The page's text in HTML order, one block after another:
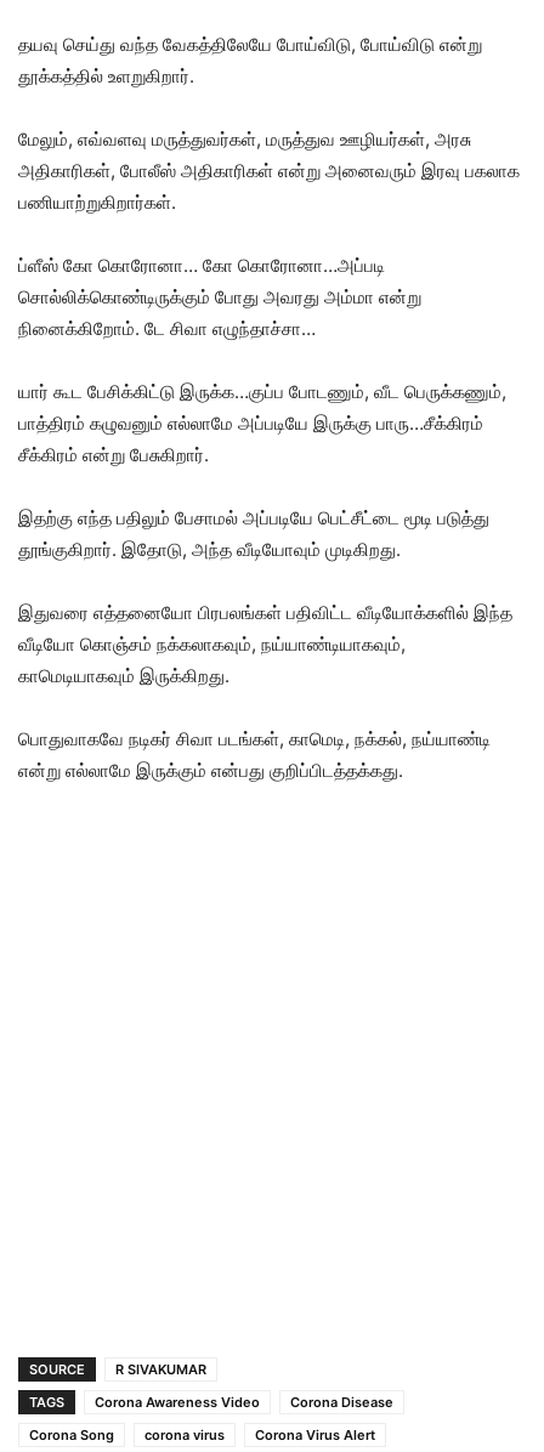
தயவு செய்து வந்த வேகத்திலேயே போய்விடு, போய்விடு என்று
தூக்கத்தில் உளறுகிறார்.
மேலும், எவ்வளவு மருத்துவர்கள், மருத்துவ ஊழியர்கள், அரசு
அதிகாரிகள், போலீஸ் அதிகாரிகள் என்று அனைவரும் இரவு பகலாக
பணியாற்றுகிறார்கள்.
ப்ளீஸ் கோ கொரோனா… கோ கொரோனா…அப்படி
சொல்லிக்கொண்டிருக்கும் போது அவரது அம்மா என்று
நினைக்கிறோம். டே சிவா எழுந்தாச்சா…
யார் கூட பேசிக்கிட்டு இருக்க…குப்ப போடணும், வீட பெருக்கணும்,
பாத்திரம் கழுவனும் எல்லாமே அப்படியே இருக்கு பாரு…சீக்கிரம்
சீக்கிரம் என்று பேசுகிறார்.
இதற்கு எந்த பதிலும் பேசாமல் அப்படியே பெட்சீட்டை மூடி படுத்து
தூங்குகிறார். இதோடு, அந்த வீடியோவும் முடிகிறது.
இதுவரை எத்தனையோ பிரபலங்கள் பதிவிட்ட வீடியோக்களில் இந்த
வீடியோ கொஞ்சம் நக்கலாகவும், நய்யாண்டியாகவும்,
காமெடியாகவும் இருக்கிறது.
பொதுவாகவே நடிகர் சிவா படங்கள், காமெடி, நக்கல், நய்யாண்டி
என்று எல்லாமே இருக்கும் என்பது குறிப்பிடத்தக்கது.
SOURCE
R SIVAKUMAR
TAGS
Corona Awareness Video
Corona Disease
Corona Song
corona virus
Corona Virus Alert